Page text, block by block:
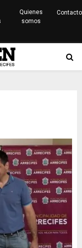
Quienes
somos
Contacto